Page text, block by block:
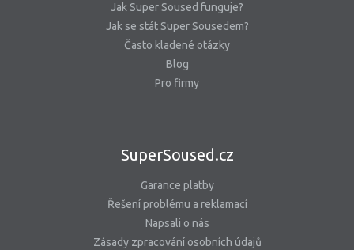
Jak Super Soused funguje?
Jak se stát Super Sousedem?
Často kladené otázky
Blog
Pro firmy
SuperSoused.cz
Garance platby
Řešení problému a reklamací
Napsali o nás
Zásady zpracování osobních údajů